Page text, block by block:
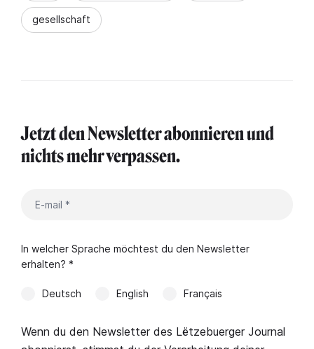
gesellschaft
Jetzt den Newsletter abonnieren und
nichts mehr verpassen.
In welcher Sprache möchtest du den Newsletter
erhalten? *
Deutsch English Français
Wenn du den Newsletter des Lëtzebuerger Journal